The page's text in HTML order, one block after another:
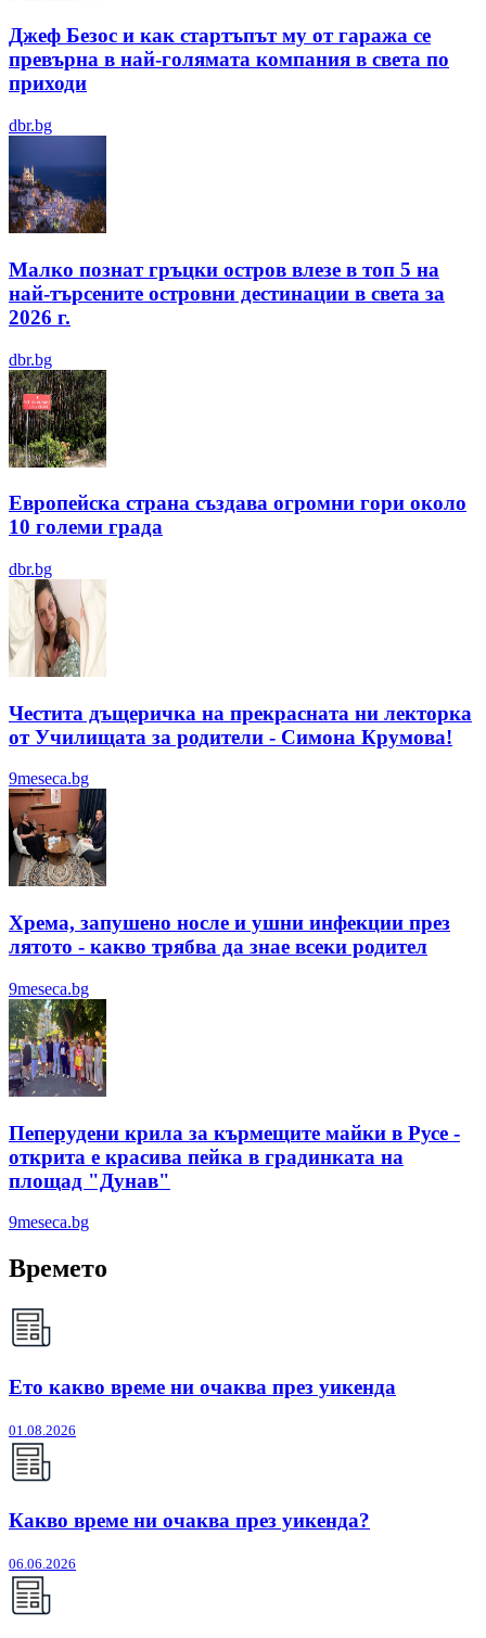
Джеф Безос и как стартъпът му от гаража се
превърна в най-голямата компания в света по
приходи
dbr.bg
Малко познат гръцки остров влезе в топ 5 на
най-търсените островни дестинации в света за
2026 г.
dbr.bg
Европейска страна създава огромни гори около
10 големи града
dbr.bg
Честита дъщеричка на прекрасната ни лекторка
от Училищата за родители - Симона Крумова!
9meseca.bg
Хрема, запушено носле и ушни инфекции през
лятотo - какво трябва да знае всеки родител
9meseca.bg
Пеперудени крила за кърмещите майки в Русе -
открита е красива пейка в градинката на
площад "Дунав"
9meseca.bg
Времето
Ето какво време ни очаква през уикенда
01.08.2026
Какво време ни очаква през уикенда?
06.06.2026